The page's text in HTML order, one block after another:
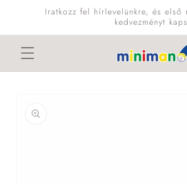
Ugrás aIratkozz fel hírlevelünkre, és első
kedvezményt
ugrás a
termékadatokra